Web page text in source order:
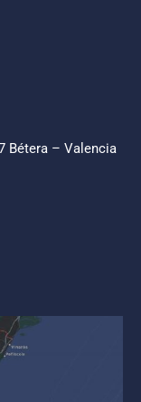
Bétera – Valencia